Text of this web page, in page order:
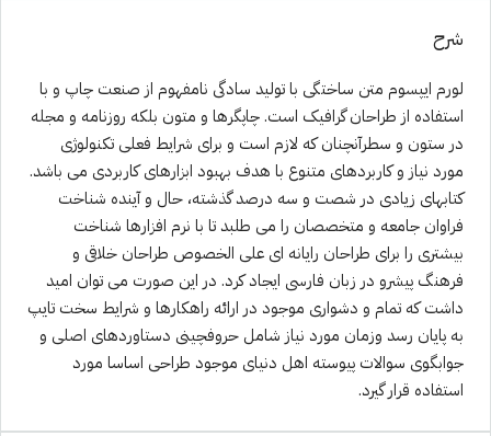
شرح
لورم ایپسوم متن ساختگی با تولید سادگی نامفهوم از صنعت چاپ و با
استفاده از طراحان گرافیک است. چاپگرها و متون بلکه روزنامه و مجله
در ستون و سطرآنچنان که لازم است و برای شرایط فعلی تکنولوژی
مورد نیاز و کاربردهای متنوع با هدف بهبود ابزارهای کاربردی می باشد.
کتابهای زیادی در شصت و سه درصد گذشته، حال و آینده شناخت
فراوان جامعه و متخصصان را می طلبد تا با نرم افزارها شناخت
بیشتری را برای طراحان رایانه ای علی الخصوص طراحان خلاقی و
فرهنگ پیشرو در زبان فارسی ایجاد کرد. در این صورت می توان امید
داشت که تمام و دشواری موجود در ارائه راهکارها و شرایط سخت تایپ
به پایان رسد وزمان مورد نیاز شامل حروفچینی دستاوردهای اصلی و
جوابگوی سوالات پیوسته اهل دنیای موجود طراحی اساسا مورد
استفاده قرار گیرد.